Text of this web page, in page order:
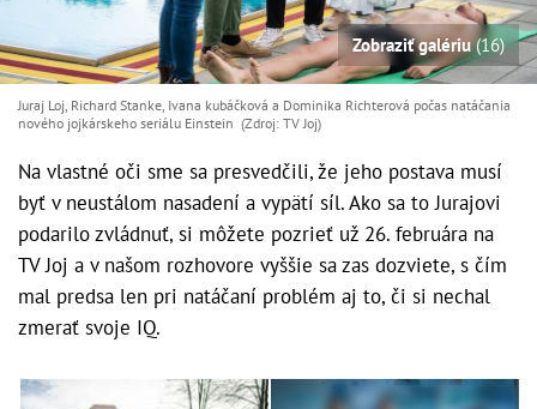
Zobraziť galériu(16)
Juraj Loj, Richard Stanke, Ivana kubáčková a Dominika Richterová počas natáčania
nového jojkárskeho seriálu Einstein (Zdroj: TV Joj)
Na vlastné oči sme sa presvedčili, že jeho postava musí
byť v neustálom nasadení a vypätí síl. Ako sa to Jurajovi
podarilo zvládnuť, si môžete pozrieť už 26. februára na
TV Joj a v našom rozhovore vyššie sa zas dozviete, s čím
mal predsa len pri natáčaní problém aj to, či si nechal
zmerať svoje IQ.